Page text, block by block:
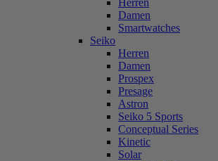
Herren
Damen
Smartwatches
Seiko
Herren
Damen
Prospex
Presage
Astron
Seiko 5 Sports
Conceptual Series
Kinetic
Solar